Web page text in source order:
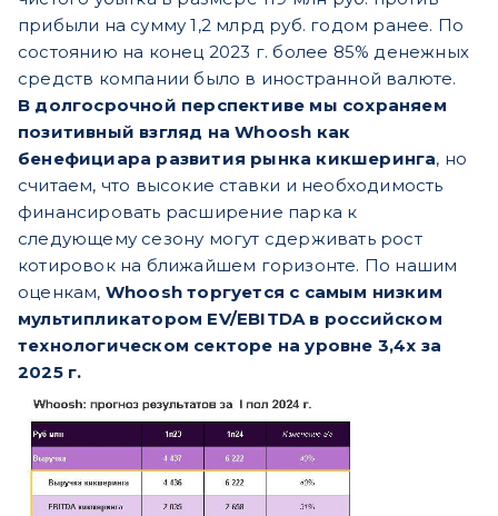
прибыли на сумму 1,2 млрд руб. годом ранее. По
состоянию на конец 2023 г. более 85% денежных
средств компании было в иностранной валюте.
В долгосрочной перспективе мы сохраняем
позитивный взгляд на Whoosh как
бенефициара развития рынка кикшеринга, но
считаем, что высокие ставки и необходимость
финансировать расширение парка к
следующему сезону могут сдерживать рост
котировок на ближайшем горизонте. По нашим
оценкам, Whoosh торгуется с самым низким
мультипликатором EV/EBITDA в российском
технологическом секторе на уровне 3,4х за
2025 г.